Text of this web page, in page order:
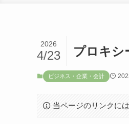
プロキシ
2026
4/23
ビジネス・企業・会計
当ページのリンクに